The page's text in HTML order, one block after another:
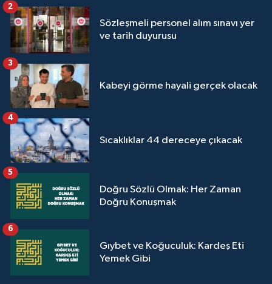
Sözleşmeli personel alım sınavı yer
ve tarih duyurusu
2
Kabeyi görme hayali gerçek olacak
3
Sıcaklıklar 44 dereceye çıkacak
4
Doğru Sözlü Olmak: Her Zaman
Doğru Konuşmak
5
Gıybet ve Koğuculuk: Kardeş Eti
Yemek Gibi
6